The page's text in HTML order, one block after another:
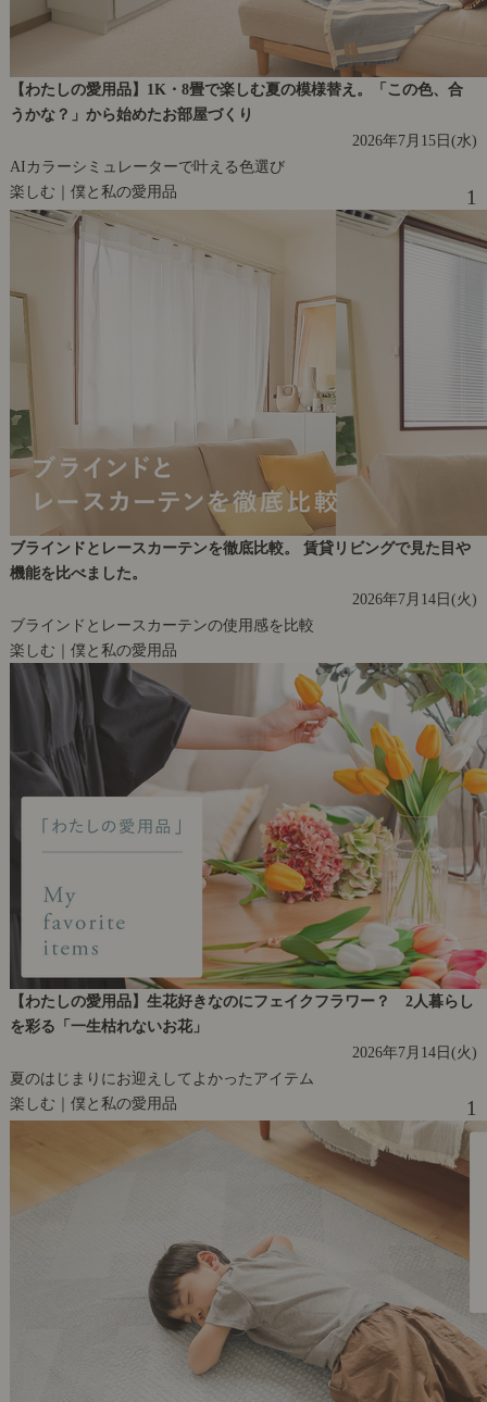
【わたしの愛用品】1K・8畳で楽しむ夏の模様替え。「この色、合
うかな？」から始めたお部屋づくり
2026年7月15日(水)
AIカラーシミュレーターで叶える色選び
楽しむ｜僕と私の愛用品
1
ブラインドとレースカーテンを徹底比較。 賃貸リビングで見た目や
機能を比べました。
2026年7月14日(火)
ブラインドとレースカーテンの使用感を比較
楽しむ｜僕と私の愛用品
【わたしの愛用品】生花好きなのにフェイクフラワー？ 2人暮らし
を彩る「一生枯れないお花」
2026年7月14日(火)
夏のはじまりにお迎えしてよかったアイテム
楽しむ｜僕と私の愛用品
1